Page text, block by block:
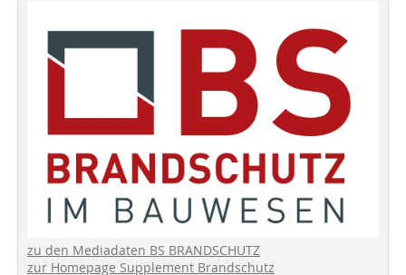
zu den Mediadaten BS BRANDSCHUTZ
zur Homepage Supplement Brandschutz